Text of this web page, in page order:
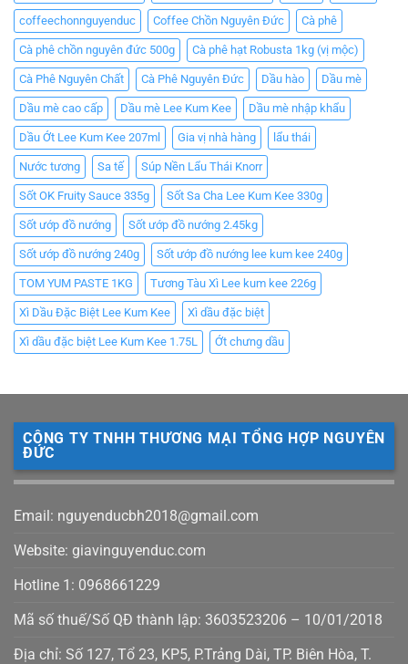
coffeechonnguyenduc Coffee Chồn Nguyên Đức Cà phê
Cà phê chồn nguyên đức 500g Cà phê hạt Robusta 1kg (vị mộc)
Cà Phê Nguyên Chất Cà Phê Nguyên Đức Dầu hào Dầu mè
Dầu mè cao cấp Dầu mè Lee Kum Kee Dầu mè nhập khẩu
Dầu Ớt Lee Kum Kee 207ml Gia vị nhà hàng lẩu thái
Nước tương Sa tế Súp Nền Lẩu Thái Knorr
Sốt OK Fruity Sauce 335g Sốt Sa Cha Lee Kum Kee 330g
Sốt ướp đồ nướng Sốt ướp đồ nướng 2.45kg
Sốt ướp đồ nướng 240g Sốt ướp đồ nướng lee kum kee 240g
TOM YUM PASTE 1KG Tương Tàu Xì Lee kum kee 226g
Xì Dầu Đặc Biệt Lee Kum Kee Xì dầu đặc biệt
Xì dầu đặc biệt Lee Kum Kee 1.75L Ớt chưng dầu
CÔNG TY TNHH THƯƠNG MẠI TỔNG HỢP NGUYÊN
ĐỨC
Email: nguyenducbh2018@gmail.com
Website: giavinguyenduc.com
Hotline 1: 0968661229
Mã số thuế/Số QĐ thành lập: 3603523206 – 10/01/2018
Địa chỉ: Số 127, Tổ 23, KP5, P.Trảng Dài, TP. Biên Hòa, T.